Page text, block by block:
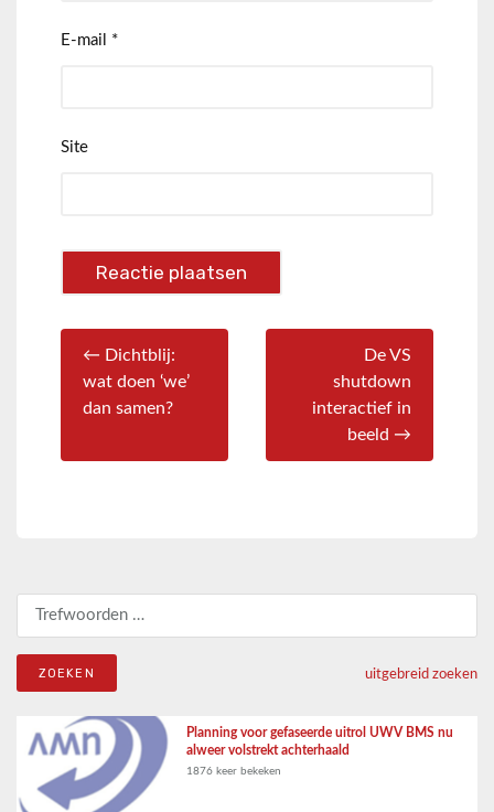
E-mail *
Site
← Dichtblij:
wat doen ‘we’
dan samen?
De VS
shutdown
interactief in
beeld →
Zoeken naar:
uitgebreid zoeken
Planning voor gefaseerde uitrol UWV BMS nu
alweer volstrekt achterhaald
1876 keer bekeken